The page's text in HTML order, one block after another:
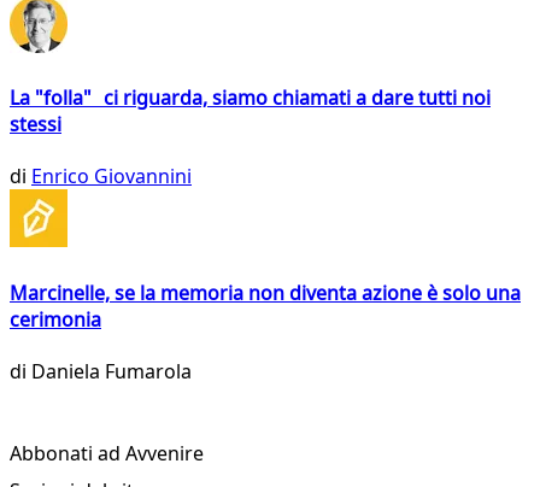
La "folla" ci riguarda, siamo chiamati a dare tutti noi
stessi
di Enrico Giovannini
Marcinelle, se la memoria non diventa azione è solo una
cerimonia
di Daniela Fumarola
Abbonati ad Avvenire